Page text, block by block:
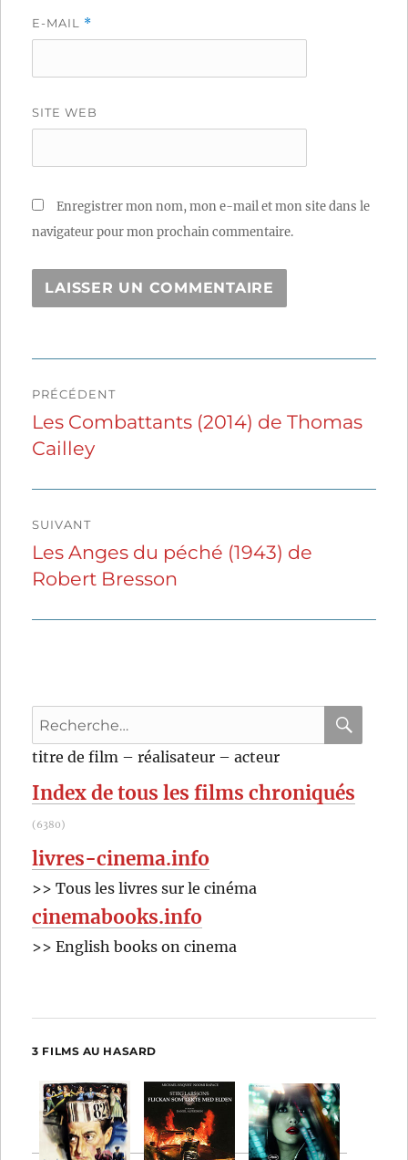
E-MAIL *
SITE WEB
Enregistrer mon nom, mon e-mail et mon site dans le
navigateur pour mon prochain commentaire.
de
l’article
PRÉCÉDENT
Publication
précédente :
Les Combattants (2014) de Thomas
Cailley
SUIVANT
Publication
suivante :
Les Anges du péché (1943) de
Robert Bresson
Recherche
pour
:
titre de film – réalisateur – acteur
Index de tous les films chroniqués
(6380)
livres-cinema.info
>> Tous les livres sur le cinéma
cinemabooks.info
>> English books on cinema
3 FILMS AU HASARD